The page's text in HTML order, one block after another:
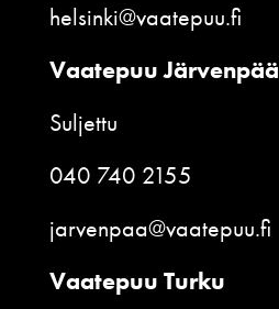
helsinki@vaatepuu.fi
Vaatepuu Järvenpää
Suljettu
040 740 2155
jarvenpaa@vaatepuu.fi
Vaatepuu Turku